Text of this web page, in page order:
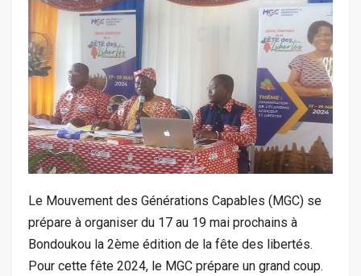
Le Mouvement des Générations Capables (MGC) se
prépare à organiser du 17 au 19 mai prochains à
Bondoukou la 2ème édition de la fête des libertés.
Pour cette fête 2024, le MGC prépare un grand coup.